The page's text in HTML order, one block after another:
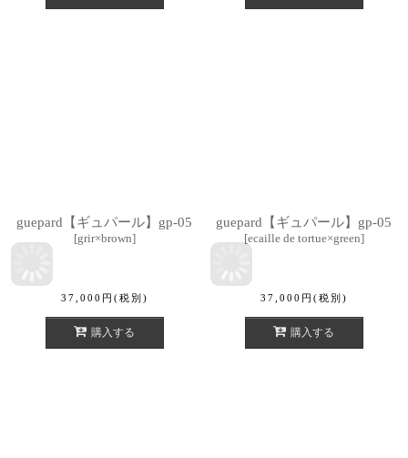
guepard【ギュパール】gp-05
[grir×brown]
37,000 円 (税別)
購入する
guepard【ギュパール】gp-05
[ecaille de tortue×green]
37,000 円 (税別)
購入する